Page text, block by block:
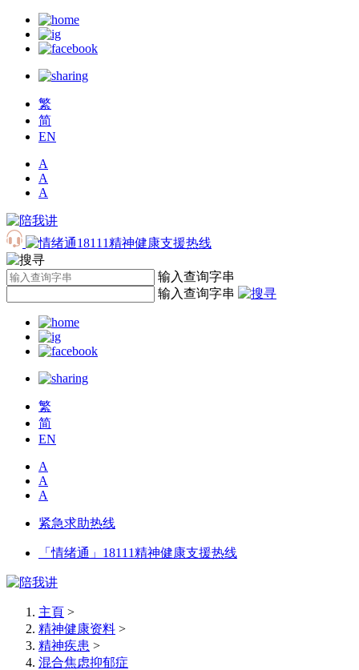
繁
简
EN
A
A
A
输入查询字串
输入查询字串
繁
简
EN
A
A
A
紧急求助热线
「情绪通」18111精神健康支援热线
主頁 >
精神健康资料 >
精神疾患 >
混合焦虑抑郁症